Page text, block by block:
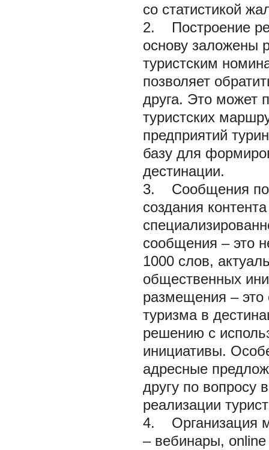
со статистикой
2. Построение
основу заложены
туристским
позволяет
друга. Это может
туристских
предприятий
базу для
дестинации.
3. Сообщения по
создания
сообщения – это
1000 слов,
общественных
размещения – это
туризма в
решению с
инициативы.
адресные
другу по вопросу
реализации
4. Организация
– вебинары, online